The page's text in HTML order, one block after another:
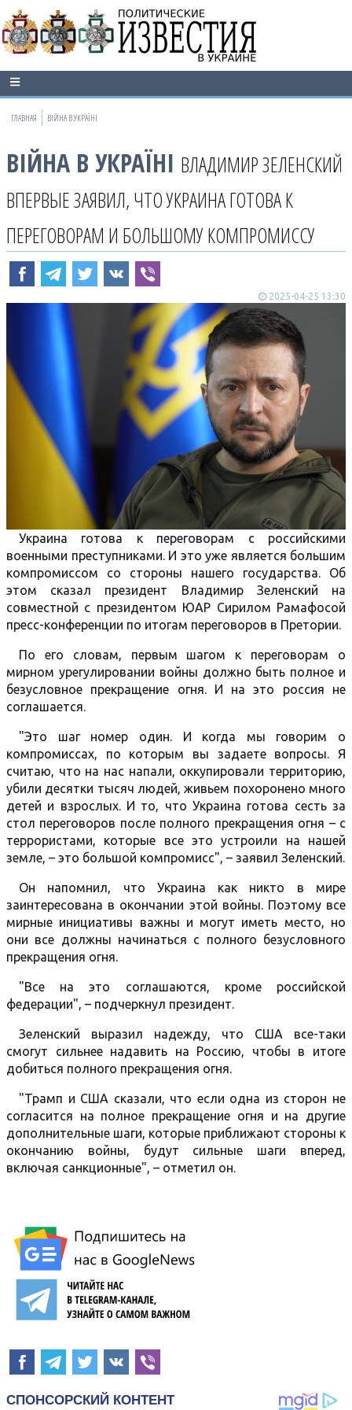
ГЛАВНАЯ ВІЙНА В УКРАЇНІ
ВІЙНА В УКРАЇНІ ВЛАДИМИР ЗЕЛЕНСКИЙ
ВПЕРВЫЕ ЗАЯВИЛ, ЧТО УКРАИНА ГОТОВА К
ПЕРЕГОВОРАМ И БОЛЬШОМУ КОМПРОМИССУ
2025-04-25 13:30
Украина готова к переговорам с российскими
военными преступниками. И это уже является большим
компромиссом со стороны нашего государства. Об
этом сказал президент Владимир Зеленский на
совместной с президентом ЮАР Сирилом Рамафосой
пресс-конференции по итогам переговоров в Претории.
По его словам, первым шагом к переговорам о
мирном урегулировании войны должно быть полное и
безусловное прекращение огня. И на это россия не
соглашается.
"Это шаг номер один. И когда мы говорим о
компромиссах, по которым вы задаете вопросы. Я
считаю, что на нас напали, оккупировали территорию,
убили десятки тысяч людей, живьем похоронено много
детей и взрослых. И то, что Украина готова сесть за
стол переговоров после полного прекращения огня – с
террористами, которые все это устроили на нашей
земле, – это большой компромисс", – заявил Зеленский.
Он напомнил, что Украина как никто в мире
заинтересована в окончании этой войны. Поэтому все
мирные инициативы важны и могут иметь место, но
они все должны начинаться с полного безусловного
прекращения огня.
"Все на это соглашаются, кроме российской
федерации", – подчеркнул президент.
Зеленский выразил надежду, что США все-таки
смогут сильнее надавить на Россию, чтобы в итоге
добиться полного прекращения огня.
"Трамп и США сказали, что если одна из сторон не
согласится на полное прекращение огня и на другие
дополнительные шаги, которые приближают стороны к
окончанию войны, будут сильные шаги вперед,
включая санкционные", – отметил он.